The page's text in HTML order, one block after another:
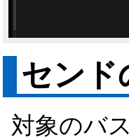
ン）ビルドについて
について
センド
対象のバ